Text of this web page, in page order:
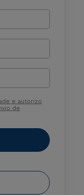
e autorizo
de